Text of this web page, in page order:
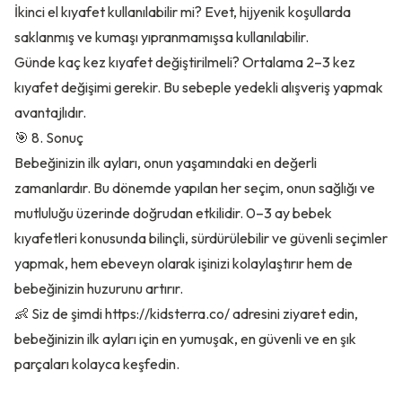
İkinci el kıyafet kullanılabilir mi? Evet, hijyenik koşullarda
saklanmış ve kumaşı yıpranmamışsa kullanılabilir.
Günde kaç kez kıyafet değiştirilmeli? Ortalama 2–3 kez
kıyafet değişimi gerekir. Bu sebeple yedekli alışveriş yapmak
avantajlıdır.
🎯 8. Sonuç
Bebeğinizin ilk ayları, onun yaşamındaki en değerli
zamanlardır. Bu dönemde yapılan her seçim, onun sağlığı ve
mutluluğu üzerinde doğrudan etkilidir. 0–3 ay bebek
kıyafetleri konusunda bilinçli, sürdürülebilir ve güvenli seçimler
yapmak, hem ebeveyn olarak işinizi kolaylaştırır hem de
bebeğinizin huzurunu artırır.
👶 Siz de şimdihttps://kidsterra.co/adresini ziyaret edin,
bebeğinizin ilk ayları için en yumuşak, en güvenli ve en şık
parçaları kolayca keşfedin.